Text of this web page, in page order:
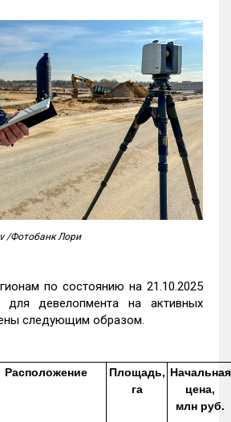
/Фотобанк Лори
по состоянию на 21.10.2025
для девелопмента на активных
следующим образом.
Расположение
Площадь,
га
Начальная
цена,
млн руб.